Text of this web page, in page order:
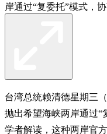
岸通过“复委托”模式，
台湾总统赖清德星期三
抛出希望海峡两岸通过“
学者解读，这种两岸官